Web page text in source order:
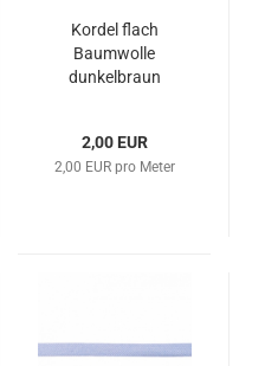
Kordel flach
Baumwolle
dunkelbraun
2,00 EUR
2,00 EUR pro Meter